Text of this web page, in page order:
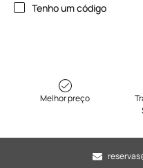
Tenho um código
Melhor preço